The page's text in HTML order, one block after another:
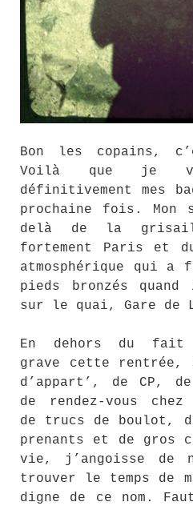
Bon les copains,
Voilà que je
définitivement mes
prochaine fois. Mon
delà de la
fortement Paris et du
atmosphérique qui a
pieds bronzés
sur le quai, Gare de
En dehors du fait
grave cette rentrée,
d’appart’, de CP,
de rendez-vous
de trucs de boulot,
prenants et de gros
vie, j’angoisse de
trouver le temps de
digne de ce nom.